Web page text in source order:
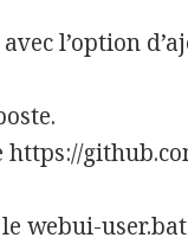
l’option
webui-